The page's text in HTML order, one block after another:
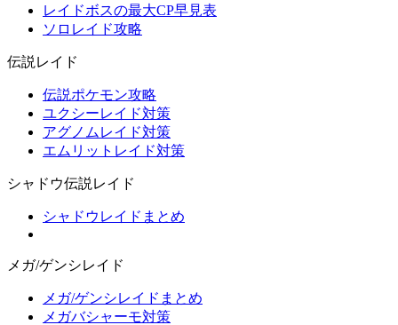
レイドボスの最大CP早見表
ソロレイド攻略
伝説レイド
伝説ポケモン攻略
ユクシーレイド対策
アグノムレイド対策
エムリットレイド対策
シャドウ伝説レイド
シャドウレイドまとめ
メガ/ゲンシレイド
メガ/ゲンシレイドまとめ
メガバシャーモ対策